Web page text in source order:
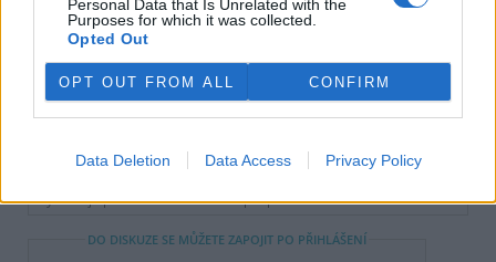
Personal Data that Is Unrelated with the
Purposes for which it was collected.
Opted Out
OPT OUT FROM ALL CONFIRM
Data Deletion Data Access Privacy Policy
Online diskuse
že zde publikujete svůj příspěvek, se ale zároveň zavazujete
vyhrazuje právo smazat diskusní příspěvěk
DO DISKUZE SE MŮŽETE ZAPOJIT PO PŘIHLÁŠENÍ